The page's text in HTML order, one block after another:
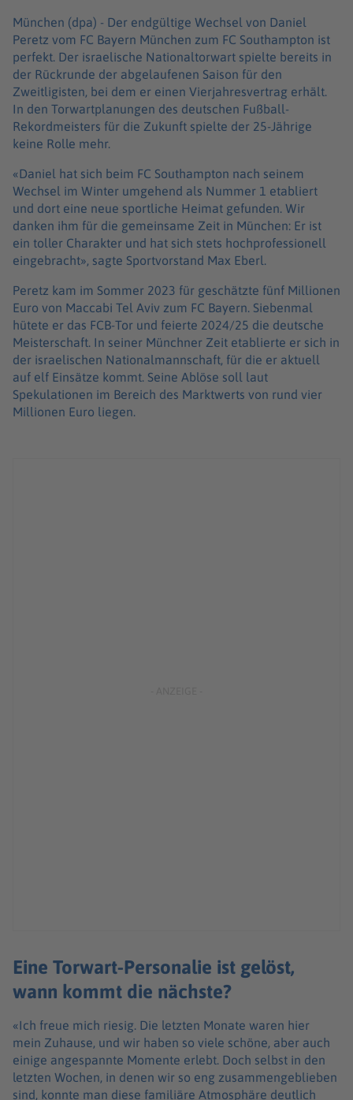
München (dpa) - Der endgültige Wechsel von Daniel
Peretz vom FC Bayern München zum FC Southampton ist
perfekt. Der israelische Nationaltorwart spielte bereits in
der Rückrunde der abgelaufenen Saison für den
Zweitligisten, bei dem er einen Vierjahresvertrag erhält.
In den Torwartplanungen des deutschen Fußball-
Rekordmeisters für die Zukunft spielte der 25-Jährige
keine Rolle mehr.
«Daniel hat sich beim FC Southampton nach seinem
Wechsel im Winter umgehend als Nummer 1 etabliert
und dort eine neue sportliche Heimat gefunden. Wir
danken ihm für die gemeinsame Zeit in München: Er ist
ein toller Charakter und hat sich stets hochprofessionell
eingebracht», sagte Sportvorstand Max Eberl.
Peretz kam im Sommer 2023 für geschätzte fünf Millionen
Euro von Maccabi Tel Aviv zum FC Bayern. Siebenmal
hütete er das FCB-Tor und feierte 2024/25 die deutsche
Meisterschaft. In seiner Münchner Zeit etablierte er sich in
der israelischen Nationalmannschaft, für die er aktuell
auf elf Einsätze kommt. Seine Ablöse soll laut
Spekulationen im Bereich des Marktwerts von rund vier
Millionen Euro liegen.
Eine Torwart-Personalie ist gelöst,
wann kommt die nächste?
«Ich freue mich riesig. Die letzten Monate waren hier
mein Zuhause, und wir haben so viele schöne, aber auch
einige angespannte Momente erlebt. Doch selbst in den
letzten Wochen, in denen wir so eng zusammengeblieben
sind, konnte man diese familiäre Atmosphäre deutlich